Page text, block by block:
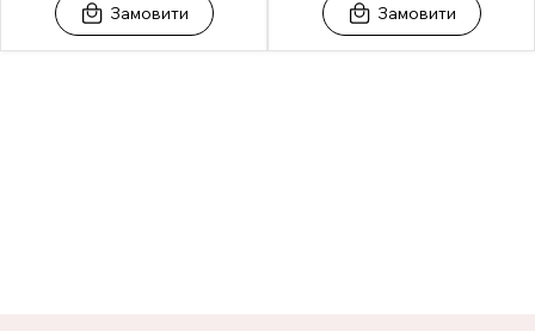
Замовити Замовити